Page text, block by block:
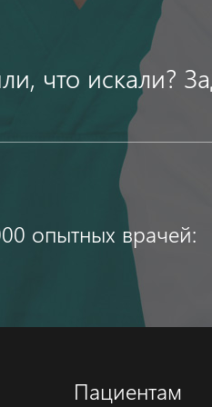
что искали?
опытных врачей:
Пациентам